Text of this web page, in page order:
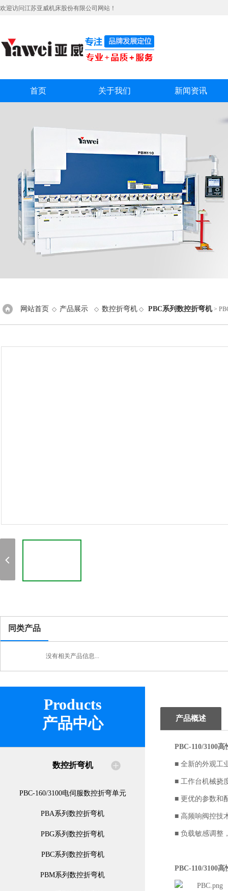
欢迎访问江苏亚威机床股份有限公司网站！
首页 关于我们 新闻资讯
网站首页 ◇ 产品展示 ◇ 数控折弯机 ◇ PBC系列数控折弯机>
同类产品
没有相关产品信息...
Products
产品中心
数控折弯机
PBC-160/3100电伺服数控折弯单元
PBA系列数控折弯机
PBG系列数控折弯机
PBC系列数控折弯机
PBM系列数控折弯机
产品概述
PBC-110/3100
■ 全新的外观工
■ 工作台机械挠
■ 更优的参数和
■ 高频响阀控技
■ 负载敏感调整
PBC-110/3100